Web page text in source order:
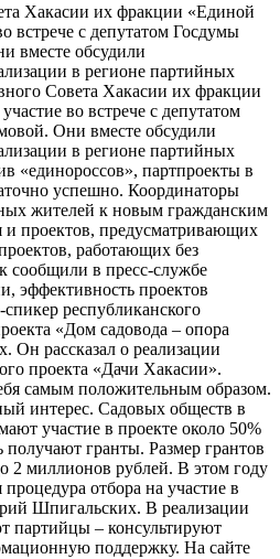
Хакасии их фракции «Единой
встрече с депутатом Госдумы
вместе обсудили
в регионе партийных
Совета Хакасии их фракции
во встрече с депутатом
Они вместе обсудили
в регионе партийных
«единороссов», партпроекты в
успешно. Координаторы
жителей к новым гражданским
и проектов, предусматривающих
работающих без
сообщили в пресс-службе
эффективность проектов
республиканского
«Дом садовода – опора
рассказал о реализации
проекта «Дачи Хакасии».
самым положительным образом.
интерес. Садовых обществ в
участие в проекте около 50%
получают гранты. Размер грантов
2 миллионов рублей. В этом году
процедура отбора на участие в
Шпигальских. В реализации
партийцы – консультируют
поддержку. На сайте